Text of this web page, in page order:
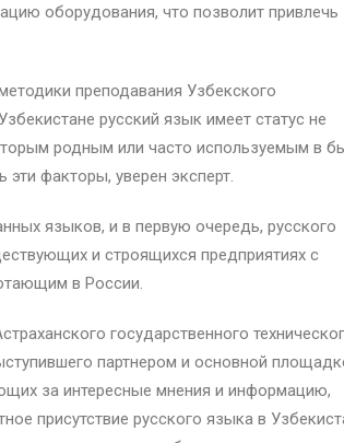
оборудования, что позволит привлечь
преподавания Узбекского
русский язык имеет статус не
родным или часто используемым в
факторы, уверен эксперт.
языков, и в первую очередь, русского
и строящихся предприятиях с
в России.
государственного
партнером и основной
за интересные мнения и информацию,
присутствие русского языка в